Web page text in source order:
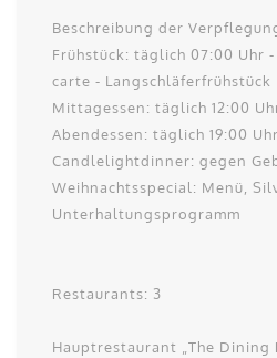
Beschreibung der
Frühstück: täglich 07:00 Uhr
carte - Langschläferfrühstück
Mittagessen: täglich 12:00
Abendessen: täglich 19:00
Candlelightdinner: gegen
Weihnachtsspecial: Menü,
Unterhaltungsprogramm
Restaurants: 3
Hauptrestaurant „The Dining